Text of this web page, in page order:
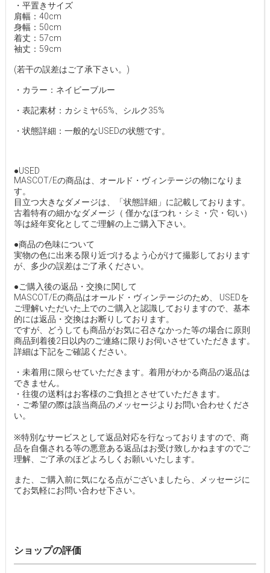
・平置きサイズ
肩幅：40cm
身幅：50cm
着丈：57cm
袖丈：59cm
(若干の誤差はご了承下さい。)
・カラー：ネイビーブルー
・表記素材：カシミヤ65%、シルク35%
・状態詳細：一般的なUSEDの状態です。
●USED
MASCOT/Eの商品は、オールド・ヴィンテージの物になりま
す。
目立つ大きなダメージは、「状態詳細」に記載しております。
古着特有の細かなダメージ（ 僅かなほつれ・シミ・穴・匂い）
等は経年変化としてご理解の上ご購入下さい。
●商品の色味について
実物の色に出来る限り近づけるよう心がけて撮影しております
が、多少の誤差はご了承ください。
●ご購入後の返品・交換に関して
MASCOT/Eの商品はオールド・ヴィンテージのため、 USEDを
ご理解いただいた上でのご購入と認識しておりますので、基本
的には返品・交換はお断りしております。
ですが、どうしても商品がお気に召さなかった等の場合に原則
商品到着後2日以内のご連絡に限りお伺いさせていただきます。
詳細は下記をご確認ください。
・未着用に限らせていただきます。着用がわかる商品の返品は
できません。
・往復の送料はお客様のご負担とさせていただきます。
・ご希望の際は該当商品のメッセージよりお問い合わせくださ
い。
※特別なサービスとして返品対応を行なっておりますので、商
品を自傷される等の悪意ある返品はお受け致しかねますのでご
理解、ご了承のほどよろしくお願いいたします。
また、ご購入前に気になる点がございましたら、メッセージに
てお気軽にお問い合わせ下さい。
ショップの評価